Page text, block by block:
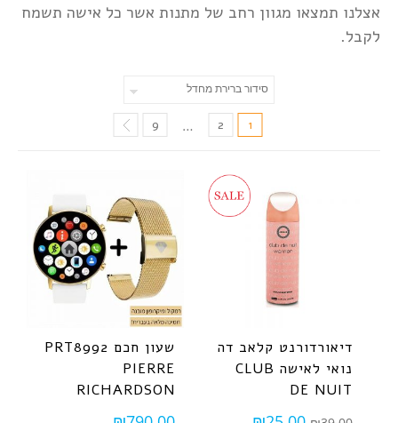
אצלנו תמצאו מגוון רחב של מתנות אשר כל אישה תשמח
לקבל.
1
2
…
9
דיאורדורנט קלאב דה
נואי לאישה CLUB
DE NUIT
שעון חכם PRT8992
PIERRE
RICHARDSON